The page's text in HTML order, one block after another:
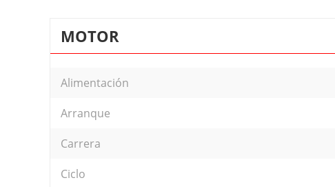
MOTOR
Alimentación
Arranque
Carrera
Ciclo